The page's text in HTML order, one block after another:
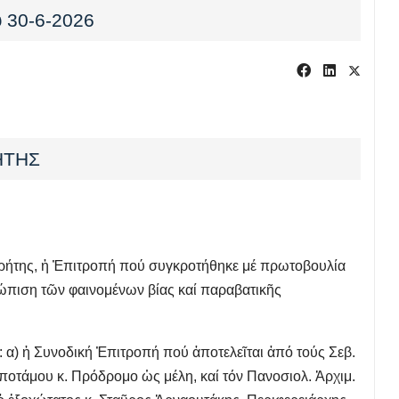
30-6-2026
ἡ Ἐπιτροπή πού συγκροτήθηκε μέ πρωτοβουλία
τῶν φαινομένων βίας καί παραβατικῆς
ἡ Συνοδική Ἐπιτροπή πού ἀποτελεῖται ἀπό τούς Σεβ.
κ. Πρόδρομο ὡς μέλη, καί τόν Πανοσιολ. Ἀρχιμ.